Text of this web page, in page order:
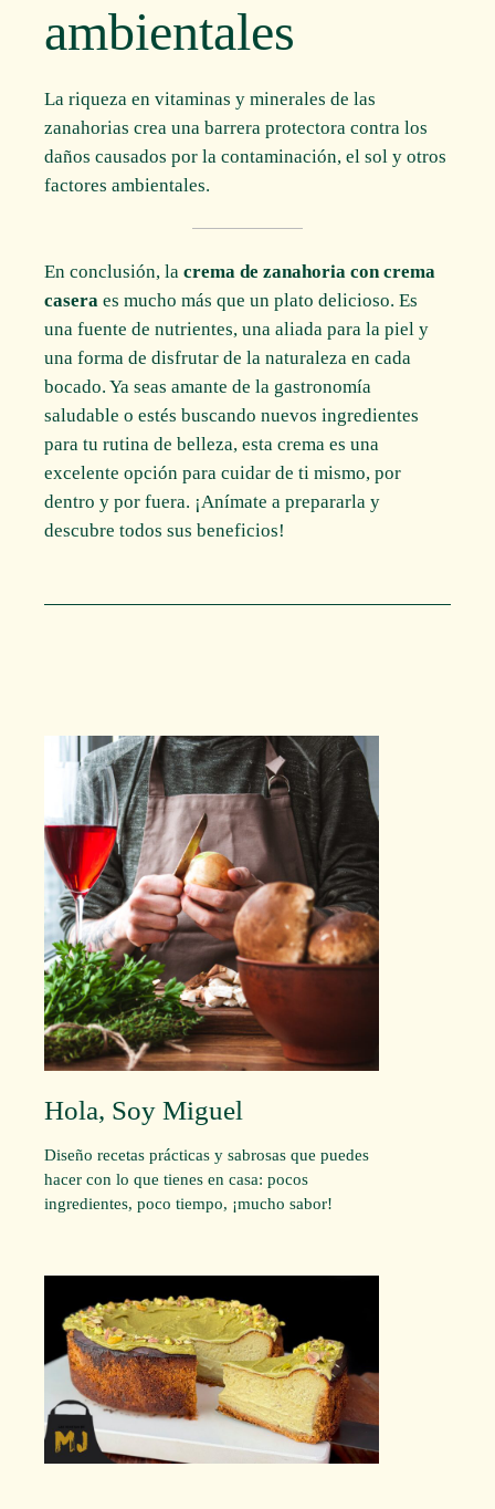
ambientales
La riqueza en vitaminas y minerales de las
zanahorias crea una barrera protectora contra los
daños causados por la contaminación, el sol y otros
factores ambientales.
En conclusión, lacrema de zanahoria con crema
casera es mucho más que un plato delicioso. Es
una fuente de nutrientes, una aliada para la piel y
una forma de disfrutar de la naturaleza en cada
bocado. Ya seas amante de la gastronomía
saludable o estés buscando nuevos ingredientes
para tu rutina de belleza, esta crema es una
excelente opción para cuidar de ti mismo, por
dentro y por fuera. ¡Anímate a prepararla y
descubre todos sus beneficios!
Hola, Soy Miguel
Diseño recetas prácticas y sabrosas que puedes
hacer con lo que tienes en casa: pocos
ingredientes, poco tiempo, ¡mucho sabor!